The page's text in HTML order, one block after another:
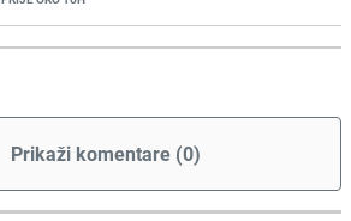
Prikaži komentare (0)